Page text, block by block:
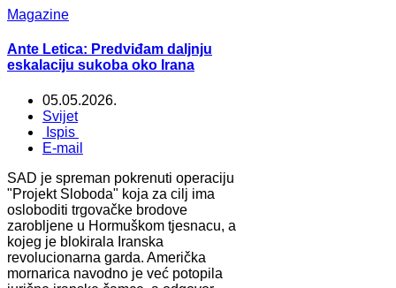
Magazine
Ante Letica: Predviđam daljnju
eskalaciju sukoba oko Irana
05.05.2026.
Svijet
Ispis
E-mail
SAD je spreman pokrenuti operaciju
"Projekt Sloboda" koja za cilj ima
osloboditi trgovačke brodove
zarobljene u Hormuškom tjesnacu, a
kojeg je blokirala Iranska
revolucionarna garda. Američka
mornarica navodno je već potopila